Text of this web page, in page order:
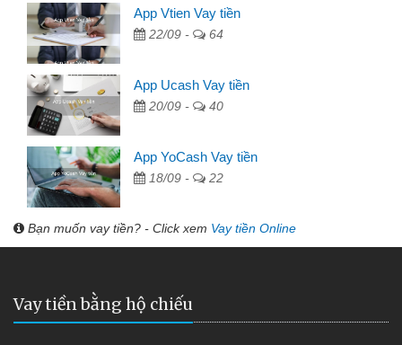
App Vtien Vay tiền
22/09 - 64
App Ucash Vay tiền
20/09 - 40
App YoCash Vay tiền
18/09 - 22
Bạn muốn vay tiền? - Click xem Vay tiền Online
Vay tiền bằng hộ chiếu